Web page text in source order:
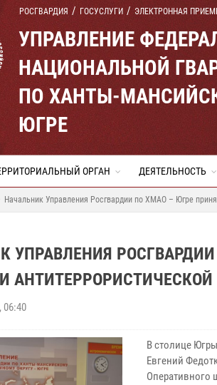
РОСГВАРДИЯ ГОСУСЛУГИ ЭЛЕКТРОННАЯ
УПРАВЛЕНИЕ
НАЦИОНАЛЬНОЙ
ПО ХАНТЫ-
ЮГРЕ
ОРГАН ДЕЯТЕЛЬНОСТЬ
Начальник Управления Росгвардии по ХМАО – Югре
УПРАВЛЕНИЯ
06:40
В столице
Евгений
Оперативного